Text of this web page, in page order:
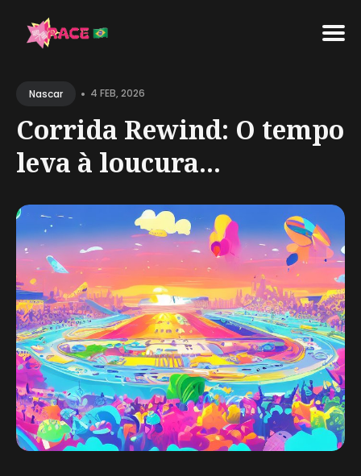
forNascar • 4 FEB, 2026
Corrida Rewind: O tempo
leva à loucura...